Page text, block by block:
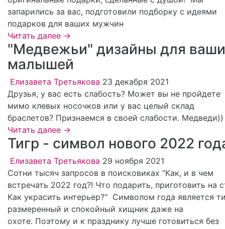
запарились за вас, подготовили подборку с идеями
подарков для ваших мужчин
Читать далее →
"Медвежьи" дизайны для
малышей
Елизавета Третьякова 23 декабря 2021
Друзья, у вас есть слабость? Может вы не пройдете
мимо клевых носочков или у вас целый склад
браслетов? Признаемся в своей слабости.
Читать далее →
Тигр - символ нового 2022
Елизавета Третьякова 29 ноября 2021
Сотни тысяч запросов в поисковиках "Как, и в чем
встречать 2022 год?! Что подарить, приготовить на
Как украсить интерьер?" Символом года является
размеренный и спокойный хищник даже на
охоте. Поэтому и к празднику лучше готовиться без